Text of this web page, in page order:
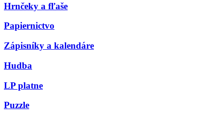
Hrnčeky a fľaše
Papiernictvo
Zápisníky a kalendáre
Hudba
LP platne
Puzzle